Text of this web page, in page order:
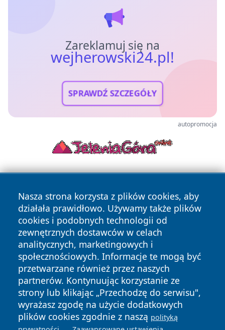
Zareklamuj się na
wejherowski24.pl!
SPRAWDŹ SZCZEGÓŁY
autopromocja
Nasza strona korzysta z plików cookies, aby
działała prawidłowo. Używamy także plików
cookies i podobnych technologii od
zewnętrznych dostawców w celach
analitycznych, marketingowych i
społecznościowych. Informacje te mogą być
przetwarzane również przez naszych
partnerów. Kontynuując korzystanie ze
strony lub klikając „Przechodzę do serwisu",
wyrażasz zgodę na użycie dodatkowych
plików cookies zgodnie z naszą polityką
Copyright © 2026 wejherowski24.pl Wszystkie prawa
zastrzeżone.
News Autorzy
Polityka
Prywatności
Polityka
Cookies